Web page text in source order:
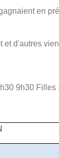
en
d'autres
9h30 Filles